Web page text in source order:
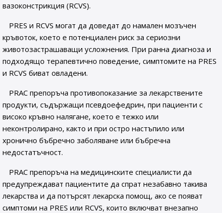
вазоконстрикция (RCVS).
PRES и RCVS могат да доведат до намален мозъчен
кръвоток, което е потенциален риск за сериозни
животозастрашаващи усложнения. При ранна диагноза и
подходящо терапевтично поведение, симптомите на PRES
и RCVS биват овладени.
PRAC препоръча противопоказание за лекарствените
продукти, съдържащи псевдоефедрин, при пациенти с
високо кръвно налягане, което е тежко или
неконтролирано, както и при остро настъпило или
хронично бъбречно заболяване или бъбречна
недостатъчност.
PRAC препоръча на медицинските специалисти да
предупреждават пациентите да спрат незабавно такива
лекарства и да потърсят лекарска помощ, ако се появат
симптоми на PRES или RCVS, които включват внезапно